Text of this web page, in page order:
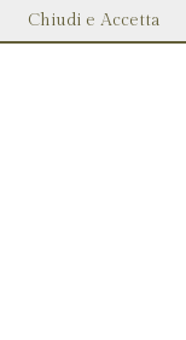
Chiudi e Accetta